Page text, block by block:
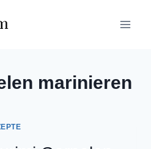
marinieren